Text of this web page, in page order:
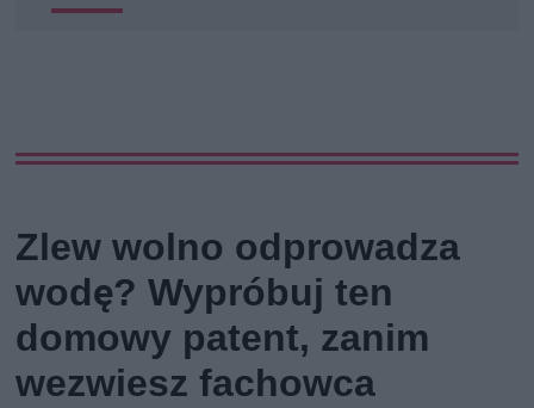
Zlew wolno odprowadza
wodę? Wypróbuj ten
domowy patent, zanim
wezwiesz fachowca